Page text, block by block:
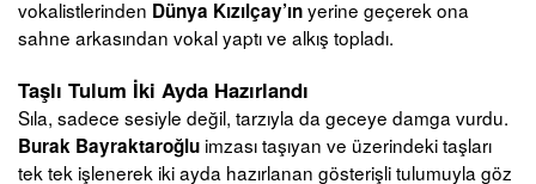
vokalistlerinden Dünya Kızılçay’ınyerine geçerek ona
sahne arkasından vokal yaptı ve alkış topladı.
Taşlı Tulum İki Ayda Hazırlandı
Sıla, sadece sesiyle değil, tarzıyla da geceye damga vurdu.
Burak Bayraktaroğlu imzası taşıyan ve üzerindeki taşları
tek tek işlenerek iki ayda hazırlanan gösterişli tulumuyla göz